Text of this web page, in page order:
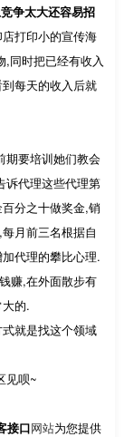
争太大还容易招
打印小的宣传海
同时把已经有收入
每天的收入后就
期要培训她们教会
诉代理这些代理第
分之十做奖金,销
月前三名根据自
代理的攀比心理.
赚,在外面散步有
的.
就是找这个领域
见呗~
接口网站为您提供